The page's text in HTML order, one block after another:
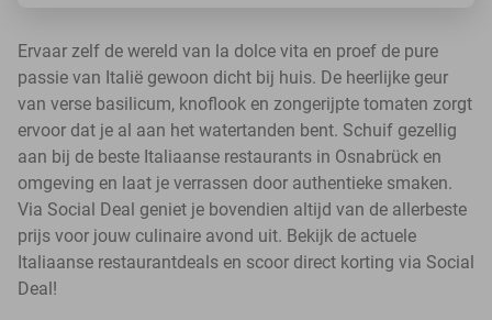
Ervaar zelf de wereld van la dolce vita en proef de pure
passie van Italië gewoon dicht bij huis. De heerlijke geur
van verse basilicum, knoflook en zongerijpte tomaten zorgt
ervoor dat je al aan het watertanden bent. Schuif gezellig
aan bij de beste Italiaanse restaurants in Osnabrück en
omgeving en laat je verrassen door authentieke smaken.
Via Social Deal geniet je bovendien altijd van de allerbeste
prijs voor jouw culinaire avond uit. Bekijk de actuele
Italiaanse restaurantdeals en scoor direct korting via Social
Deal!